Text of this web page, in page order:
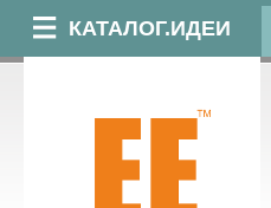
КАТАЛОГ.ИДЕИ